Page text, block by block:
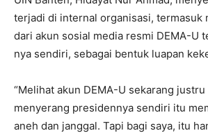
terjadi di internal organisasi, termasuk
dari akun sosial media resmi DEMA-U
nya sendiri, sebagai bentuk luapan
“Melihat akun DEMA-U sekarang
menyerang presidennya sendiri itu
aneh dan janggal. Tapi bagi saya, itu